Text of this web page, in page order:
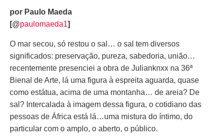
por Paulo Maeda
[@paulomaeda1]
O mar secou, só restou o sal… o sal tem diversos
significados: preservação, pureza, sabedoria, união…
recentemente presenciei a obra de Julianknxx na 36ª
Bienal de Arte, lá uma figura à espreita aguarda, quase
como estátua, acima de uma montanha… de areia? De
sal? Intercalada à imagem dessa figura, o cotidiano das
pessoas de África está lá…uma mistura do íntimo, do
particular com o amplo, o aberto, o público.